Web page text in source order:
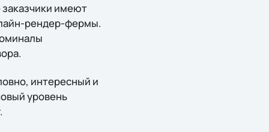
заказчики имеют
рендер-фермы.
интересный и
уровень